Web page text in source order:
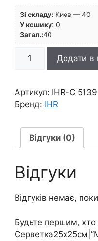
Зі складу: Киев — 40
У кошику: 0
Загал.:40
Додати в
Артикул: IHR-C
Бренд: IHR
Відгуки (0)
Відгуки
Відгуків немає,
Будьте першим, хто